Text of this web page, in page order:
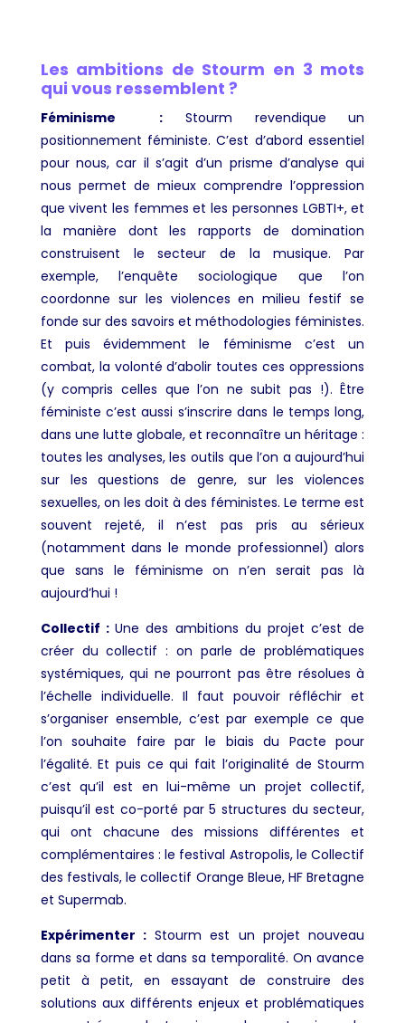
Les ambitions de Stourm en 3 mots
qui vous ressemblent ?
Féminisme : Stourm revendique un
positionnement féministe. C’est d’abord essentiel
pour nous, car il s’agit d’un prisme d’analyse qui
nous permet de mieux comprendre l’oppression
que vivent les femmes et les personnes LGBTI+, et
la manière dont les rapports de domination
construisent le secteur de la musique. Par
exemple, l’enquête sociologique que l’on
coordonne sur les violences en milieu festif se
fonde sur des savoirs et méthodologies féministes.
Et puis évidemment le féminisme c’est un
combat, la volonté d’abolir toutes ces oppressions
(y compris celles que l’on ne subit pas !). Être
féministe c’est aussi s’inscrire dans le temps long,
dans une lutte globale, et reconnaître un héritage :
toutes les analyses, les outils que l’on a aujourd’hui
sur les questions de genre, sur les violences
sexuelles, on les doit à des féministes. Le terme est
souvent rejeté, il n’est pas pris au sérieux
(notamment dans le monde professionnel) alors
que sans le féminisme on n’en serait pas là
aujourd’hui !
Collectif :Une des ambitions du projet c’est de
créer du collectif : on parle de problématiques
systémiques, qui ne pourront pas être résolues à
l’échelle individuelle. Il faut pouvoir réfléchir et
s’organiser ensemble, c’est par exemple ce que
l’on souhaite faire par le biais du Pacte pour
l’égalité. Et puis ce qui fait l’originalité de Stourm
c’est qu’il est en lui-même un projet collectif,
puisqu’il est co-porté par 5 structures du secteur,
qui ont chacune des missions différentes et
complémentaires : le festival Astropolis, le Collectif
des festivals, le collectif Orange Bleue, HF Bretagne
et Supermab.
Expérimenter : Stourm est un projet nouveau
dans sa forme et dans sa temporalité. On avance
petit à petit, en essayant de construire des
solutions aux différents enjeux et problématiques